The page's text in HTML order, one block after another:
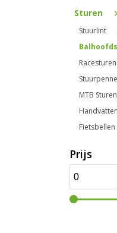
Sturen
Stuurlint
Racesturen
MTB Sturen
Handvatten
Fietsbellen
Prijs